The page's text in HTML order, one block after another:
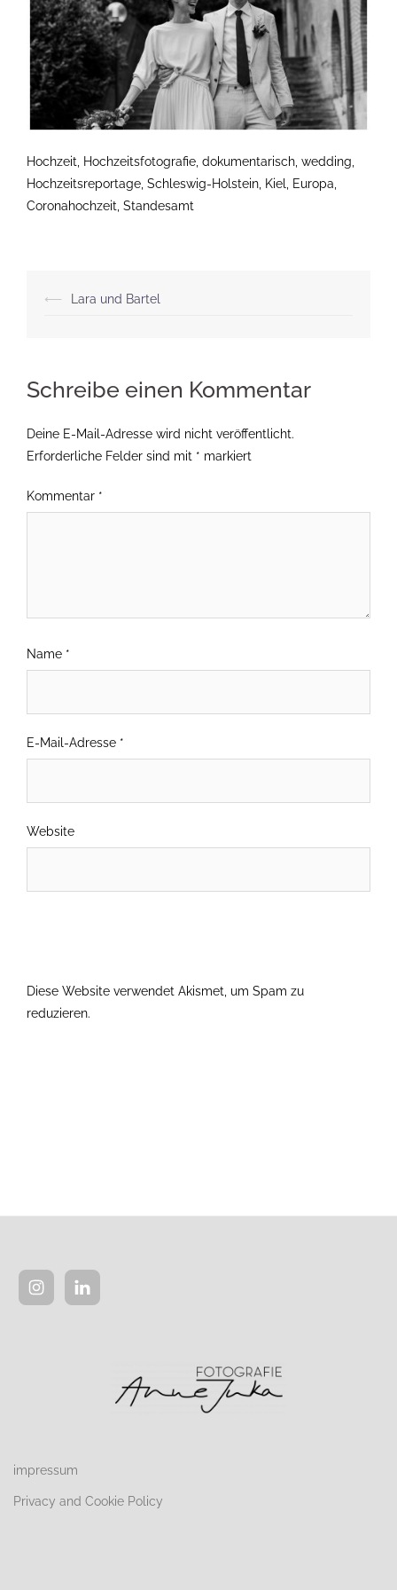
Hochzeit, Hochzeitsfotografie, dokumentarisch, wedding,
Hochzeitsreportage, Schleswig-Holstein, Kiel, Europa,
Coronahochzeit, Standesamt
Beitragsnavigation
⟵ Lara und Bartel
Schreibe einen Kommentar
Deine E-Mail-Adresse wird nicht veröffentlicht.
Erforderliche Felder sind mit * markiert
Kommentar *
Name *
E-Mail-Adresse *
Website
Diese Website verwendet Akismet, um Spam zu
reduzieren.
impressum
Privacy and Cookie Policy